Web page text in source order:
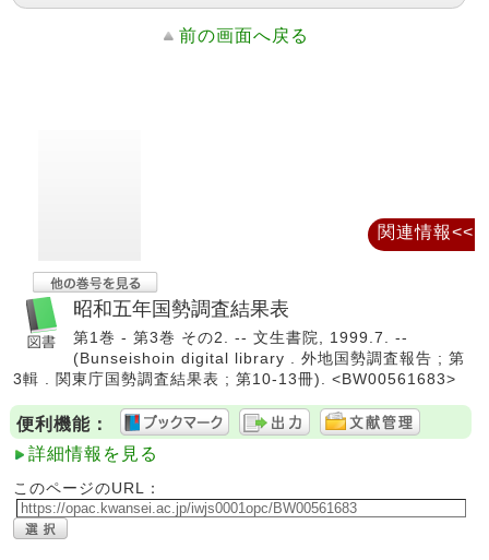
前の画面へ戻る
昭和五年国勢調査結果表
第1巻 - 第3巻 その2. -- 文生書院, 1999.7. --
(Bunseishoin digital library . 外地国勢調査報告 ; 第
3輯 . 関東庁国勢調査結果表 ; 第10-13冊). <BW00561683>
便利機能：
詳細情報を見る
このページのURL：
関連情報<<